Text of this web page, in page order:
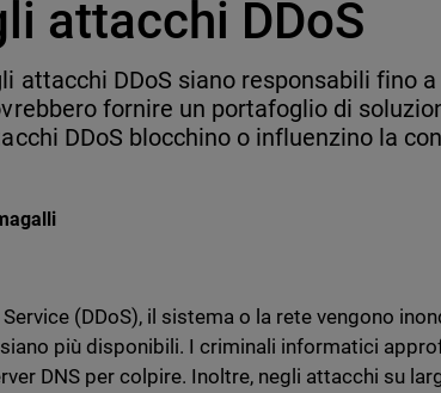
attacchi DDoS
attacchi DDoS siano responsabili fino
fornire un portafoglio di
DDoS blocchino o influenzino la
(DDoS), il sistema o la rete vengono
più disponibili. I criminali informatici
DNS per colpire. Inoltre, negli attacchi su